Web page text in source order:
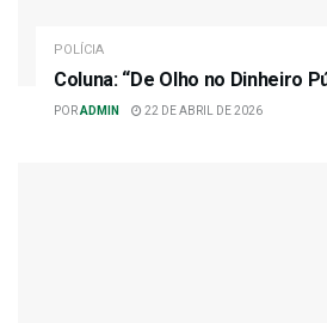
POLÍCIA
Coluna: “De Olho no Dinheiro
PORADMIN 22 DE ABRIL DE 2026